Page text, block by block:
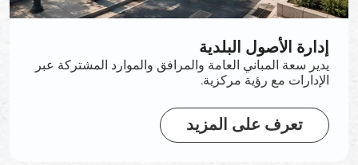
إدارة الأصول البلدية
يدير سعة المباني العامة والمرافق والموارد المشتركة عبر
الإدارات مع رؤية مركزية.
تعرف على المزيد